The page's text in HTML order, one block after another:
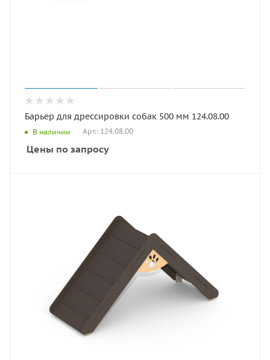
Барьер для дрессировки собак 500 мм 124.08.00
В наличии Арт.: 124.08.00
Цены по запросу